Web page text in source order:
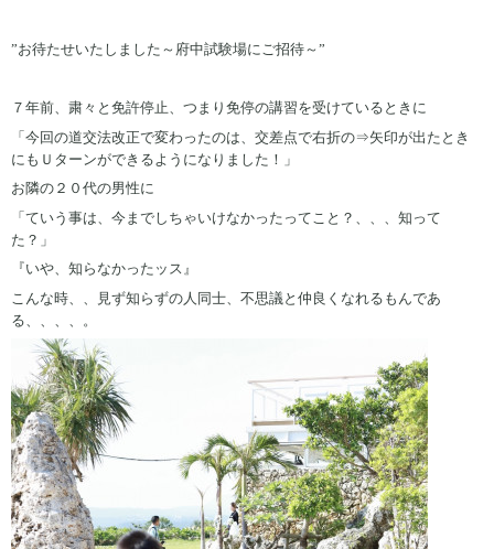
”お待たせいたしました～府中試験場にご招待～”
７年前、粛々と免許停止、つまり免停の講習を受けているときに
「今回の道交法改正で変わったのは、交差点で右折の⇒矢印が出たとき
にもＵターンができるようになりました！」
お隣の２０代の男性に
「ていう事は、今までしちゃいけなかったってこと？、、、知って
た？」
『いや、知らなかったッス』
こんな時、、見ず知らずの人同士、不思議と仲良くなれるもんであ
る、、、、。